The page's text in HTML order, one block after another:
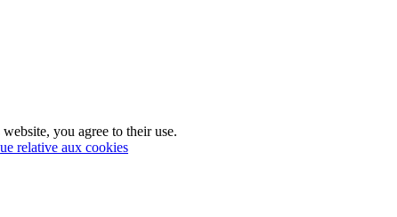
you agree to their use.
relative aux cookies